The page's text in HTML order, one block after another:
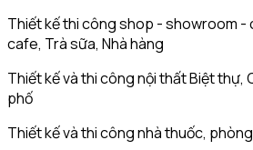
Thiết kế thi công shop - showroom -
cafe, Trà sữa, Nhà hàng
Thiết kế và thi công nội thất Biệt thự,
phố
Thiết kế và thi công nhà thuốc,